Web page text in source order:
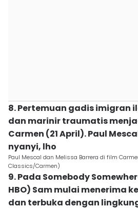
8. Pertemuan gadis imigran
dan marinir traumatis
Carmen (21 April). Paul
nyanyi, lho
Paul Mescal dan Melissa Barrera di film
Classics/Carmen)
9. Pada Somebody
HBO) Sam mulai menerima
dan terbuka dengan